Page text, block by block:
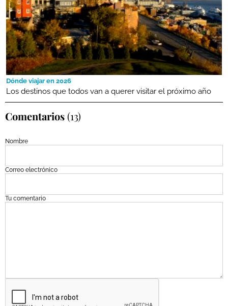
Dónde viajar en 2026
Los destinos que todos van a querer visitar el próximo año
Comentarios(13)
Nombre
Correo electrónico
Tu comentario